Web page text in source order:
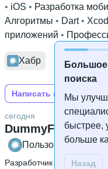
поиска
Мы
быстрее,
больше
Назад
• iOS • Разработка
Алгоритмы • Dart •
приложений •
Хабр
Написать на Хабре
DummyForSwift
сегодня
Пользователь
Разработчик мобильных